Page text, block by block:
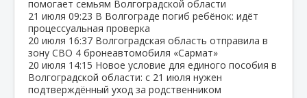
помогает семьям Волгоградской области
21 июля 09:23 В Волгограде погиб ребёнок: идёт
процессуальная проверка
20 июля 16:37 Волгоградская область отправила в
зону СВО 4 бронеавтомобиля «Сармат»
20 июля 14:15 Новое условие для единого пособия в
Волгоградской области: с 21 июля нужен
подтверждённый уход за родственником